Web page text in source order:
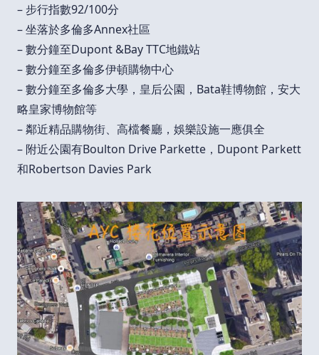
– 步行指數92/100分
– 坐落於多倫多Annex社區
– 數分鐘至Dupont &Bay TTC地鐵站
– 數分鐘至多倫多伊頓購物中心
– 數分鐘至多倫多大學，皇后公園，Bata鞋博物館，安大
略皇家博物館等
– 鄰近精品購物街、高檔餐廳，娛樂設施一應俱全
– 附近公園有Boulton Drive Parkette，Dupont Parkett
和Robertson Davies Park